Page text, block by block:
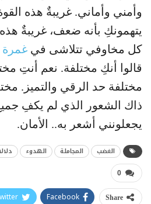
وأمني وأماني. غريبةٌ هذه
يتهمونكِ بأنه ضعف، غريبةٌ
كل مخاوفي تتلاشى في
قالوا أنكِ مختلفة. نعم أنتِ
مختلفة حد الرقي والتميز.
ذاك الشعور الذي لم يكفِ
يجعلونني أشعر به.. الأمان.
الغضب المجاملة الهدوء
0
Share
Facebook